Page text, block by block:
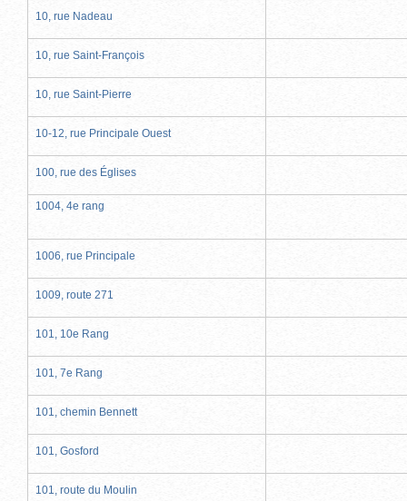
10, rue Nadeau
10, rue Saint-François
10, rue Saint-Pierre
10-12, rue Principale Ouest
100, rue des Églises
1004, 4e rang
1006, rue Principale
1009, route 271
101, 10e Rang
101, 7e Rang
101, chemin Bennett
101, Gosford
101, route du Moulin